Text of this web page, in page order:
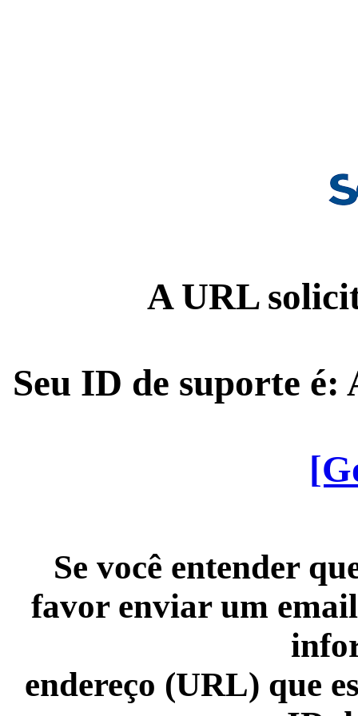
A URL
Seu ID de suporte é:
Se você entender
favor enviar um
endereço (URL) que